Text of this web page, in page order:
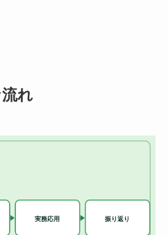
れ
実務応用 振り返り